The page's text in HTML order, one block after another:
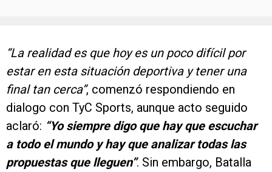
“La realidad es que hoy es un poco difícil por
estar en esta situación deportiva y tener una
final tan cerca”, comenzó respondiendo en
dialogo con TyC Sports, aunque acto seguido
aclaró: “Yo siempre digo que hay que escuchar
a todo el mundo y hay que analizar todas las
propuestas que lleguen”. Sin embargo, Batalla